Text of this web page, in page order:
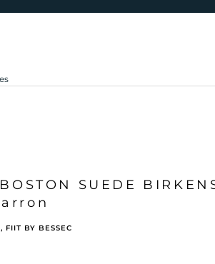
SUEDE
FIIT BY BESSEC